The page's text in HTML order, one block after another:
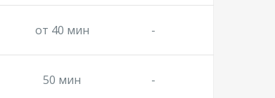
от 40 мин -
50 мин -